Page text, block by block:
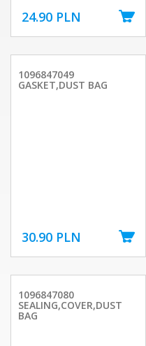
24.90 PLN
1096847049
GASKET,DUST BAG
30.90 PLN
1096847080
SEALING,COVER,DUST
BAG